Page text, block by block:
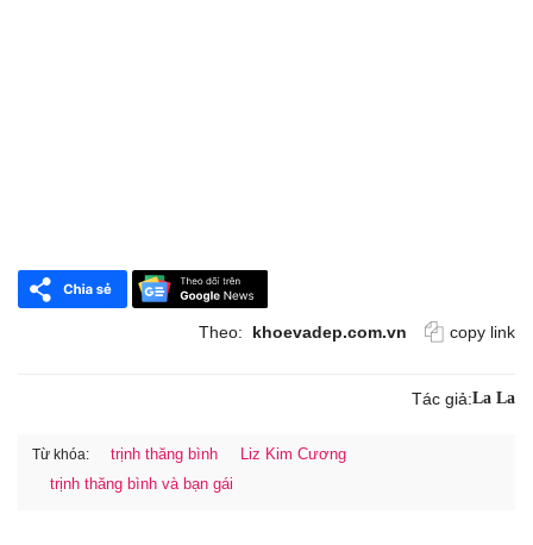
Theo: khoevadep.com.vn copy link
Tác giả:La La
Từ khóa: trịnh thăng bình
Liz Kim Cương
trịnh thăng bình và bạn gái